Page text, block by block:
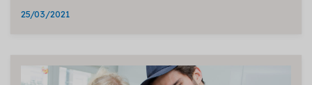
25/03/2021